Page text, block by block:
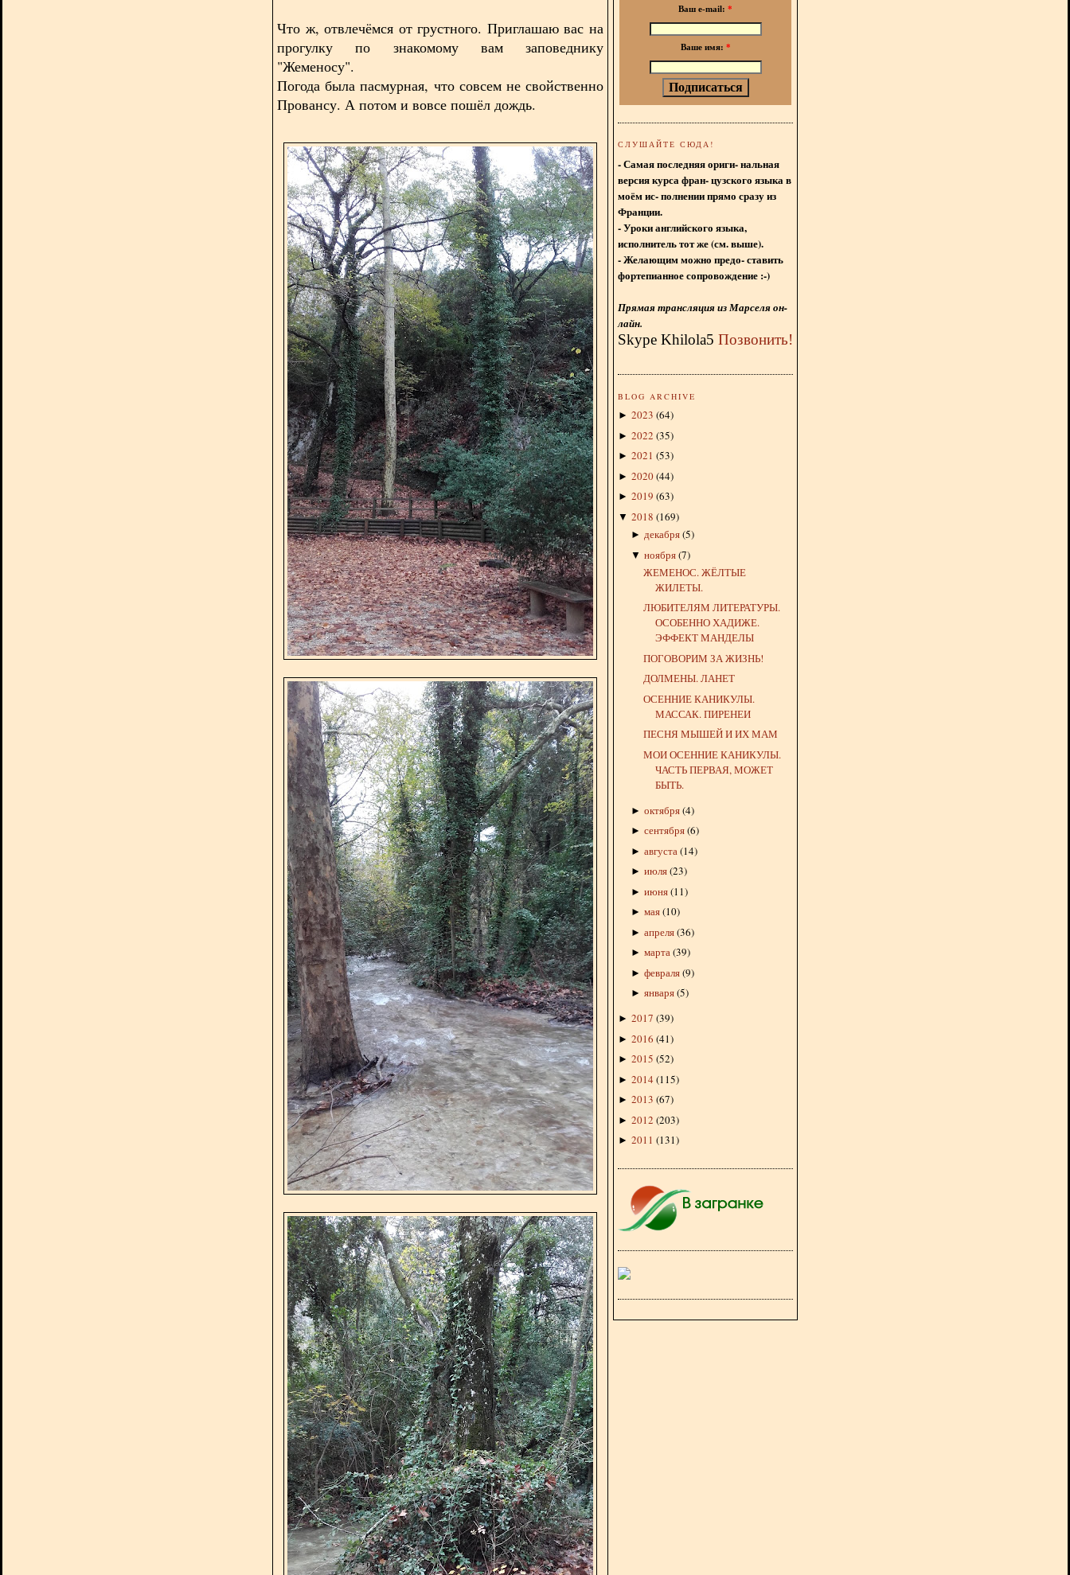
Что ж, отвлечёмся от грустного. Приглашаю вас на
прогулку по знакомому вам заповеднику
"Жеменосу".
Погода была пасмурная, что совсем не свойственно
Провансу. А потом и вовсе пошёл дождь.
Ваш e-mail: *
Ваше имя: *
СЛУШАЙТЕ СЮДА!
- Самая последняя ориги- нальная
версия курса фран- цузского языка в
моём ис- полнении прямо сразу из
Франции.
- Уроки английского языка,
исполнитель тот же (см. выше).
- Желающим можно предо- ставить
фортепианное сопровождение :-)
Прямая трансляция из Марселя он-
лайн.
Skype Khilola5 Позвонить!
BLOG ARCHIVE
► 2023 (64)
► 2022 (35)
► 2021 (53)
► 2020(44)
► 2019 (63)
▼ 2018 (169)
► декабря(5)
▼ ноября(7)
ЖЕМЕНОС. ЖЁЛТЫЕ
ЖИЛЕТЫ.
ЛЮБИТЕЛЯМ ЛИТЕРАТУРЫ.
ОСОБЕННО ХАДИЖЕ.
ЭФФЕКТ МАНДЕЛЫ
ПОГОВОРИМ ЗА ЖИЗНЬ!
ДОЛМЕНЫ. ЛАНЕТ
ОСЕННИЕ КАНИКУЛЫ.
МАССАК. ПИРЕНЕИ
ПЕСНЯ МЫШЕЙ И ИХ МАМ
МОИ ОСЕННИЕ КАНИКУЛЫ.
ЧАСТЬ ПЕРВАЯ, МОЖЕТ
БЫТЬ.
► октября(4)
► сентября(6)
► августа(14)
► июля(23)
► июня(11)
► мая(10)
► апреля(36)
► марта(39)
► февраля(9)
► января(5)
► 2017 (39)
► 2016 (41)
► 2015 (52)
► 2014 (115)
► 2013 (67)
► 2012 (203)
► 2011 (131)